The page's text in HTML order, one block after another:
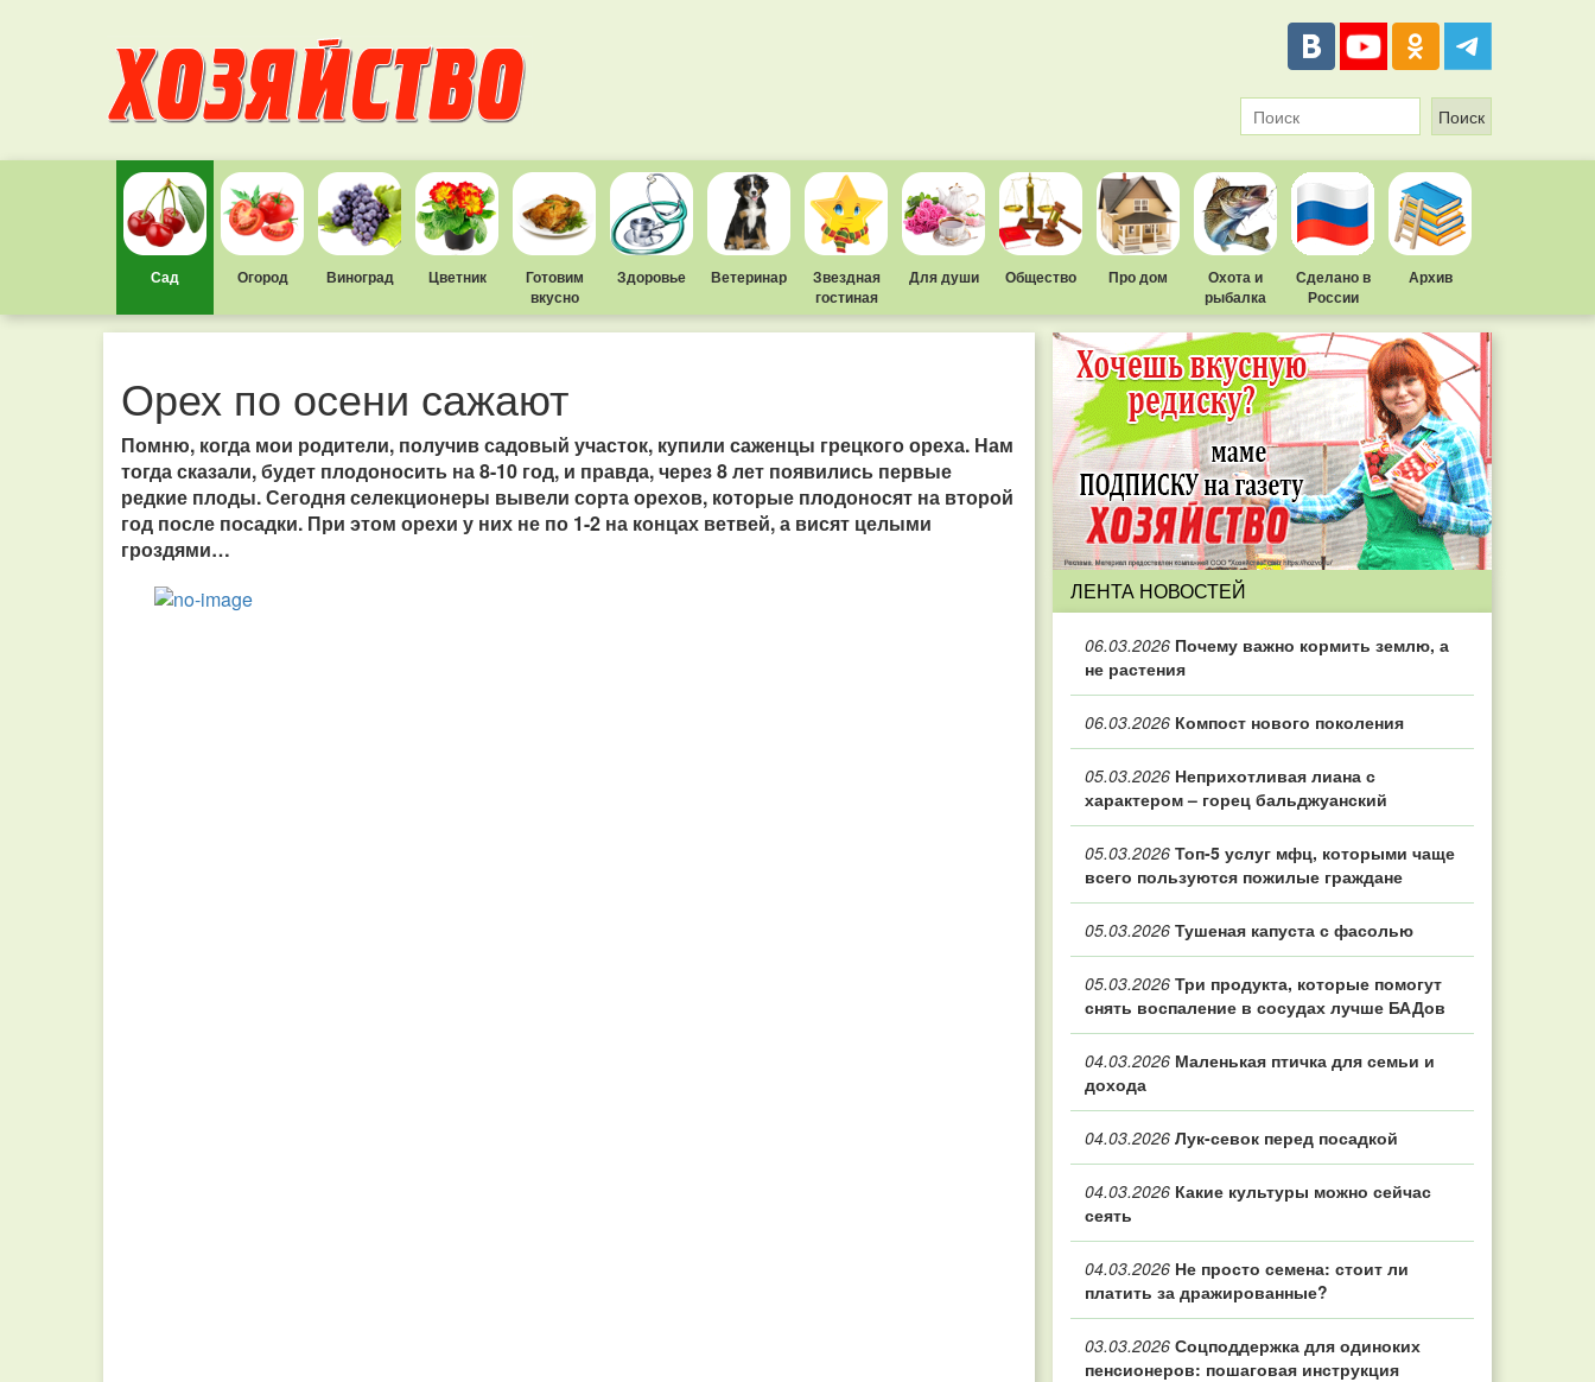
Сад Огород Виноград Цветник
Готовим
вкусно
Здоровье Ветеринар
Звездная
гостиная
Для души Общество Про дом
Охота и
рыбалка
Сделано в
России
Архив
Орех по осени сажают
Помню, когда мои родители, получив садовый участок, купили саженцы грецкого ореха. Нам
тогда сказали, будет плодоносить на 8-10 год, и правда, через 8 лет появились первые
редкие плоды. Сегодня селекционеры вывели сорта орехов, которые плодоносят на второй
год после посадки. При этом орехи у них не по 1-2 на концах ветвей, а висят целыми
гроздями…
ЛЕНТА НОВОСТЕЙ
06.03.2026 Почему важно кормить землю, а
не растения
06.03.2026 Компост нового поколения
05.03.2026 Неприхотливая лиана с
характером – горец бальджуанский
05.03.2026 Топ‑5 услуг мфц, которыми чаще
всего пользуются пожилые граждане
05.03.2026 Тушеная капуста с фасолью
05.03.2026 Три продукта, которые помогут
снять воспаление в сосудах лучше БАДов
04.03.2026 Маленькая птичка для семьи и
дохода
04.03.2026 Лук-севок перед посадкой
04.03.2026 Какие культуры можно сейчас
сеять
04.03.2026 Не просто семена: стоит ли
платить за дражированные?
03.03.2026 Соцподдержка для одиноких
пенсионеров: пошаговая инструкция